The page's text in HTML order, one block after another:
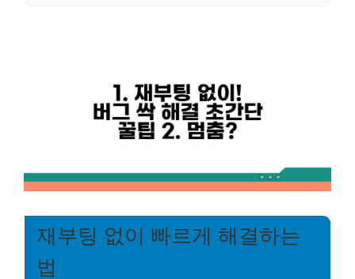
재부팅 없이 빠르게 해결하는
법